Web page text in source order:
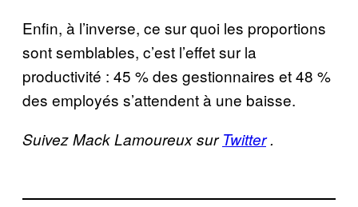
Enfin, à l’inverse, ce sur quoi les proportions
sont semblables, c’est l’effet sur la
productivité : 45 % des gestionnaires et 48 %
des employés s’attendent à une baisse.
Suivez Mack Lamoureux surTwitter.